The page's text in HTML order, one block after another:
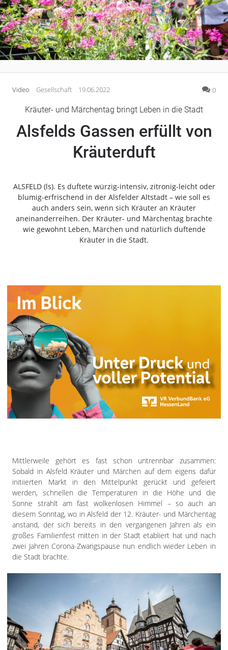
Gesundheit
Kultur
Lifestyle
Wirtschaft
Alsfeld
Lauterbach
Romrod
Homberg
Schotten
Schlitz
Antrifttal
Feldatal
Freiensteinau
Herbstein
Kirtorf
Lautertal
Mücke
Schwalmtal
Ulrichstein
Wartenberg
Schwalm
Fulda
Impressum
Datenschutzerklärung
Neu
bei
Oberhessen-
Live?
Registriere
dich
kostenlos
Jetzt
Video Gesellschaft 19.06.2022 0
Kräuter- und Märchentag bringt Leben in die Stadt
Alsfelds Gassen erfüllt von
Kräuterduft
ALSFELD (ls). Es duftete würzig-intensiv, zitronig-leicht oder
blumig-erfrischend in der Alsfelder Altstadt – wie soll es
auch anders sein, wenn sich Kräuter an Kräuter
aneinanderreihen. Der Kräuter- und Märchentag brachte
wie gewohnt Leben, Märchen und natürlich duftende
Kräuter in die Stadt.
Mittlerweile gehört es fast schon untrennbar zusammen:
Sobald in Alsfeld Kräuter und Märchen auf dem eigens dafür
initiierten Markt in den Mittelpunkt gerückt und gefeiert
werden, schnellen die Temperaturen in die Höhe und die
Sonne strahlt am fast wolkenlosen Himmel – so auch an
diesem Sonntag, wo in Alsfeld der 12. Kräuter- und Märchentag
anstand, der sich bereits in den vergangenen Jahren als ein
großes Familienfest mitten in der Stadt etabliert hat und nach
zwei Jahren Corona-Zwangspause nun endlich wieder Leben in
die Stadt brachte.